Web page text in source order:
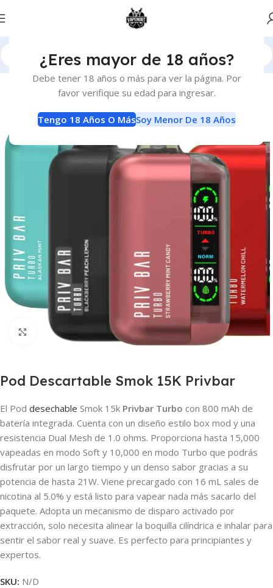
¿Eres mayor de 18 años?
Debe tener 18 años o más para ver la página. Por
favor verifique su edad para ingresar.
Tengo 18 Años O MásSoy Menor De 18 Años
Inicio Vaporizadores Descartables
Haga clic para ampliar
Pod Descartable Smok 15K Privbar
El Pod desechable Smok 15k Privbar Turbo con 800 mAh de
batería integrada. Cuenta con un diseño estilo box mod y una
resistencia Dual Mesh de 1.0 ohms. Proporciona hasta 15,000
vapeadas en modo Soft y 10,000 en modo Turbo que podrás
disfrutar por un largo tiempo y un denso sabor gracias a su
potencia de hasta 21W. Viene precargado con 16 mL sales de
nicotina al 5.0% y está listo para vapear nada más sacarlo del
paquete. Adopta un mecanismo de disparo activado por
extracción, solo necesita alinear la boquilla cilíndrica e inhalar para
sentir el sabor real y suave. Es perfecto para principiantes y
expertos.
SKU: N/D